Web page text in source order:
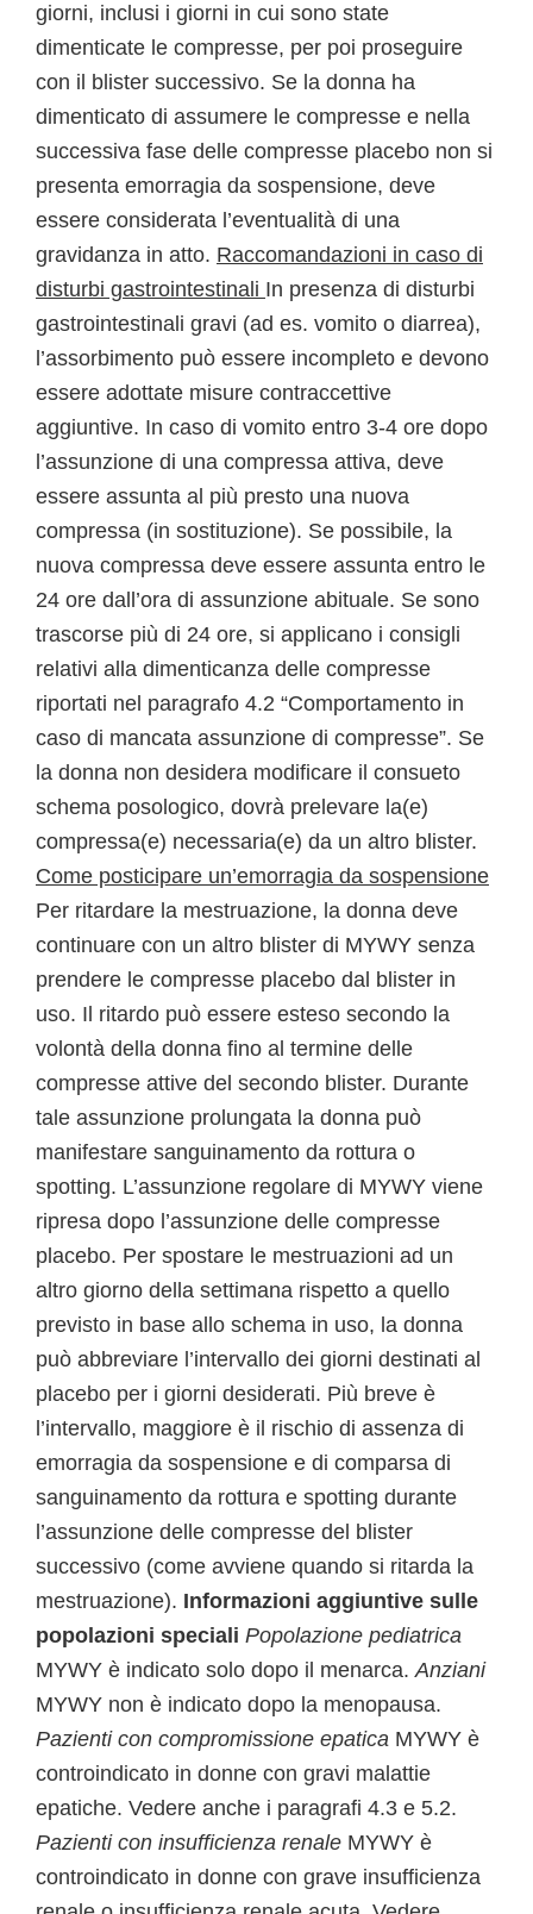
giorni, inclusi i giorni in cui sono state
dimenticate le compresse, per poi proseguire
con il blister successivo. Se la donna ha
dimenticato di assumere le compresse e nella
successiva fase delle compresse placebo non si
presenta emorragia da sospensione, deve
essere considerata l’eventualità di una
gravidanza in atto. Raccomandazioni in caso di
disturbi gastrointestinali In presenza di disturbi
gastrointestinali gravi (ad es. vomito o diarrea),
l’assorbimento può essere incompleto e devono
essere adottate misure contraccettive
aggiuntive. In caso di vomito entro 3-4 ore dopo
l’assunzione di una compressa attiva, deve
essere assunta al più presto una nuova
compressa (in sostituzione). Se possibile, la
nuova compressa deve essere assunta entro le
24 ore dall’ora di assunzione abituale. Se sono
trascorse più di 24 ore, si applicano i consigli
relativi alla dimenticanza delle compresse
riportati nel paragrafo 4.2 “Comportamento in
caso di mancata assunzione di compresse”. Se
la donna non desidera modificare il consueto
schema posologico, dovrà prelevare la(e)
compressa(e) necessaria(e) da un altro blister.
Come posticipare un’emorragia da sospensione
Per ritardare la mestruazione, la donna deve
continuare con un altro blister di MYWY senza
prendere le compresse placebo dal blister in
uso. Il ritardo può essere esteso secondo la
volontà della donna fino al termine delle
compresse attive del secondo blister. Durante
tale assunzione prolungata la donna può
manifestare sanguinamento da rottura o
spotting. L’assunzione regolare di MYWY viene
ripresa dopo l’assunzione delle compresse
placebo. Per spostare le mestruazioni ad un
altro giorno della settimana rispetto a quello
previsto in base allo schema in uso, la donna
può abbreviare l’intervallo dei giorni destinati al
placebo per i giorni desiderati. Più breve è
l’intervallo, maggiore è il rischio di assenza di
emorragia da sospensione e di comparsa di
sanguinamento da rottura e spotting durante
l’assunzione delle compresse del blister
successivo (come avviene quando si ritarda la
mestruazione). Informazioni aggiuntive sulle
popolazioni speciali Popolazione pediatrica
MYWY è indicato solo dopo il menarca.Anziani
MYWY non è indicato dopo la menopausa.
Pazienti con compromissione epatica MYWY è
controindicato in donne con gravi malattie
epatiche. Vedere anche i paragrafi 4.3 e 5.2.
Pazienti con insufficienza renale MYWY è
controindicato in donne con grave insufficienza